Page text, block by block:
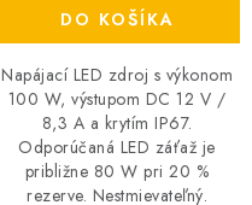
DO KOŠÍKA
Napájací LED zdroj s výkonom
100 W, výstupom DC 12 V /
8,3 A a krytím IP67.
Odporúčaná LED záťaž je
približne 80 W pri 20 %
rezerve. Nestmievateľný.